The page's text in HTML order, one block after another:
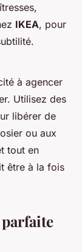
IKEA, pour
à agencer
Utilisez des
libérer de
ou aux
tout en
être à la fois